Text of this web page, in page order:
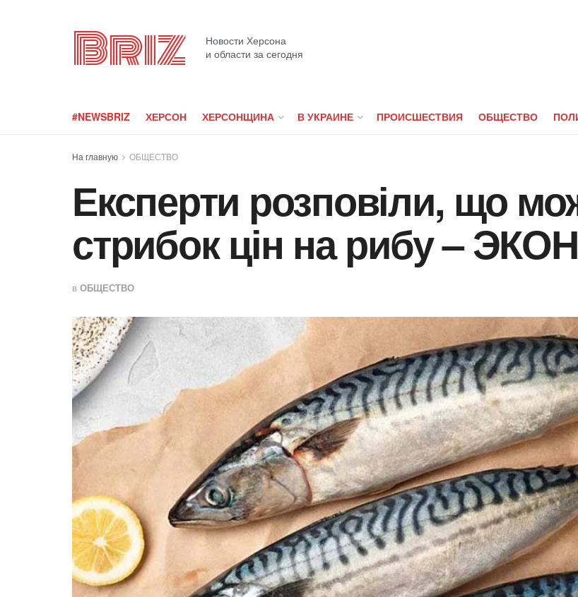
Briz
Новости Херсона
и области за сегодня
#NEWSBRIZ ХЕРСОН ХЕРСОНЩИНА В УКРАИНЕ ПРОИСШЕСТВИЯ ОБЩЕСТВО
На главную ОБЩЕСТВО
Експерти розповіли, що
стрибок цін на рибу –
в ОБЩЕСТВО